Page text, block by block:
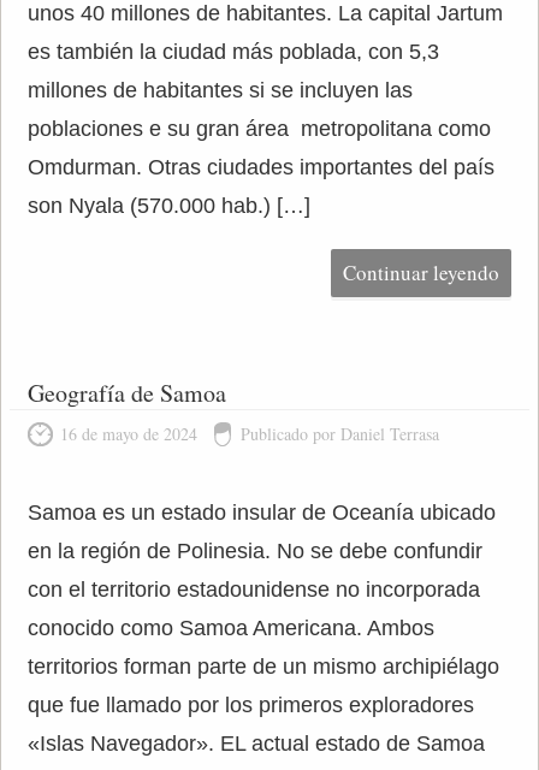
unos 40 millones de habitantes. La capital Jartum
es también la ciudad más poblada, con 5,3
millones de habitantes si se incluyen las
poblaciones e su gran área metropolitana como
Omdurman. Otras ciudades importantes del país
son Nyala (570.000 hab.) […]
Continuar leyendo
Geografía de Samoa
16 de mayo de 2024 Publicado por Daniel Terrasa
Samoa es un estado insular de Oceanía ubicado
en la región de Polinesia. No se debe confundir
con el territorio estadounidense no incorporada
conocido como Samoa Americana. Ambos
territorios forman parte de un mismo archipiélago
que fue llamado por los primeros exploradores
«Islas Navegador». EL actual estado de Samoa